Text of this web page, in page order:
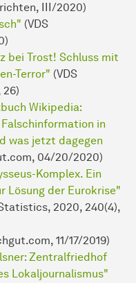
III/2020)
(VDS
bei Trost! Schluss mit
Terror" (VDS
Wikipedia:
in
was jetzt dagegen
04/20/2020)
Komplex. Ein
Lösung der Eurokrise"
2020, 240(4),
11/17/2019)
Zentralfriedhof
Lokaljournalismus"